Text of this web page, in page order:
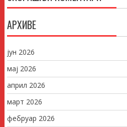
АРХИВЕ
јун 2026
мај 2026
април 2026
март 2026
фебруар 2026